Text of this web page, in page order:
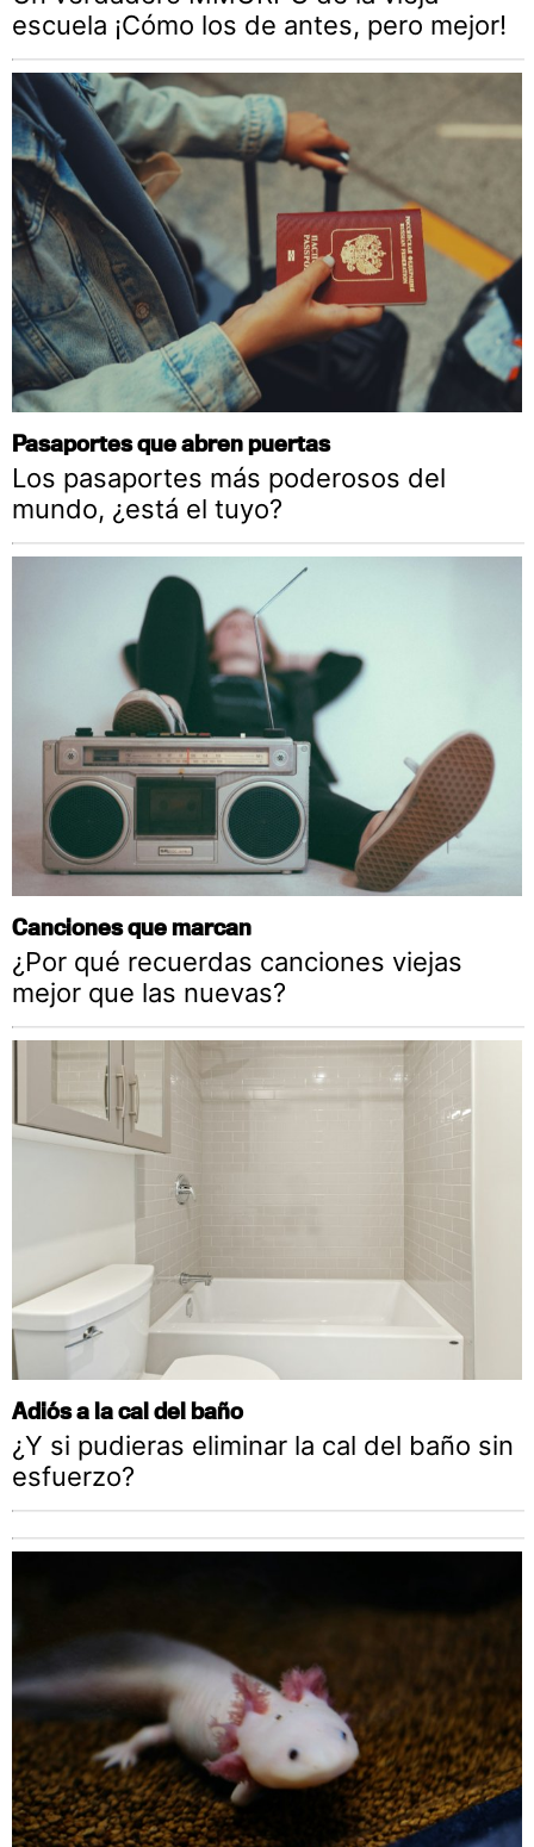
escuela ¡Cómo los de antes, pero mejor!
Pasaportes que abren puertas
Los pasaportes más poderosos del
mundo, ¿está el tuyo?
Canciones que marcan
¿Por qué recuerdas canciones viejas
mejor que las nuevas?
Adiós a la cal del baño
¿Y si pudieras eliminar la cal del baño sin
esfuerzo?